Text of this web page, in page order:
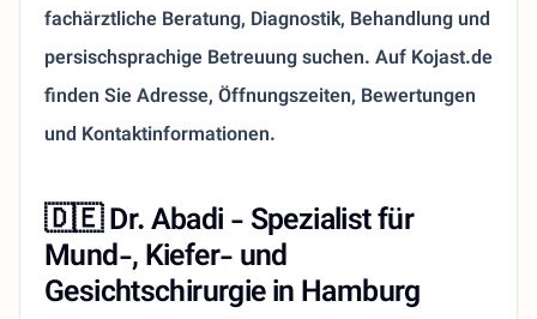
fachärztliche Beratung, Diagnostik, Behandlung und
persischsprachige Betreuung suchen. Auf Kojast.de
finden Sie Adresse, Öffnungszeiten, Bewertungen
und Kontaktinformationen.
🇩🇪 Dr. Abadi - Spezialist für
Mund-, Kiefer- und
Gesichtschirurgie in Hamburg